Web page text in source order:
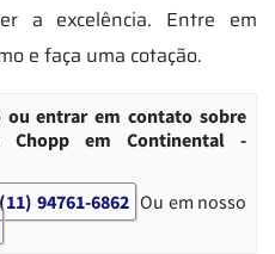
a excelência. Entre em
e faça uma cotação.
ou entrar em contato sobre
Chopp em Continental -
(11) 94761-6862 Ou em nosso